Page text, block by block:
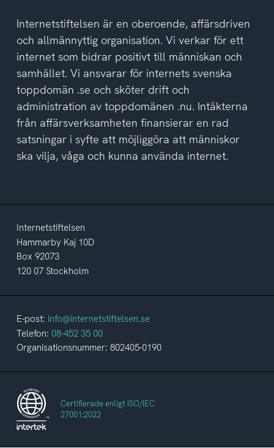
del
av
integritetspolicyn
Internetstiftelsen är en oberoende, affärsdriven
och allmännyttig organisation. Vi verkar för ett
internet som bidrar positivt till människan och
samhället. Vi ansvarar för internets svenska
toppdomän .se och sköter drift och
administration av toppdomänen .nu. Intäkterna
från affärsverksamheten finansierar en rad
satsningar i syfte att möjliggöra att människor
ska vilja, våga och kunna använda internet.
Internetstiftelsen
Hammarby Kaj 10D
Box 92073
120 07 Stockholm
E-post: info@internetstiftelsen.se
Telefon: 08-452 35 00
Organisationsnummer: 802405-0190
Certifierade enligt ISO/IEC
27001:2022